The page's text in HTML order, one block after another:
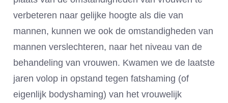
verbeteren naar gelijke hoogte als die van
mannen, kunnen we ook de omstandigheden van
mannen verslechteren, naar het niveau van de
behandeling van vrouwen. Kwamen we de laatste
jaren volop in opstand tegen fatshaming (of
eigenlijk bodyshaming) van het vrouwelijk